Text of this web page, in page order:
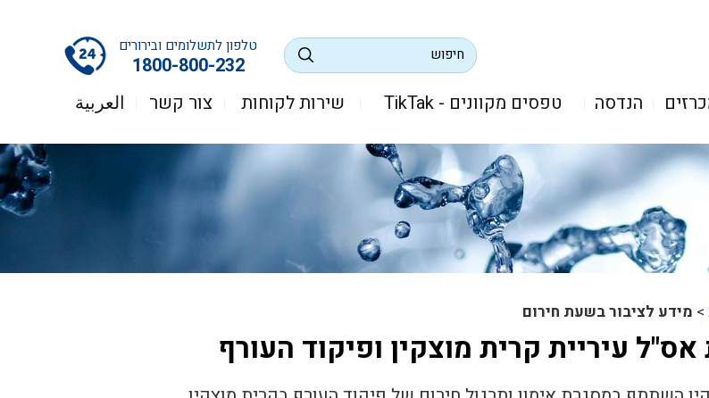
טלפון לתשלומים ובירורים
1800-800-232
הנדסה טפסים מקוונים - TikTak שירות לקוחות צור קשר العربية
> מידע לציבור בשעת חירום
עיריית קרית מוצקין ופיקוד העורף